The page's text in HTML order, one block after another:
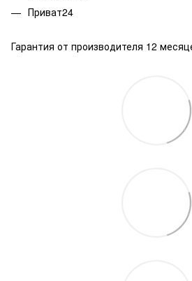
Приват24
Гарантия от производителя 12